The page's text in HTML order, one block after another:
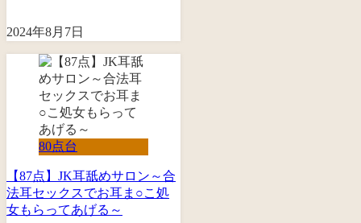
2024年8月7日
80点台
【87点】JK耳舐めサロン～合
法耳セックスでお耳ま○こ処
女もらってあげる～